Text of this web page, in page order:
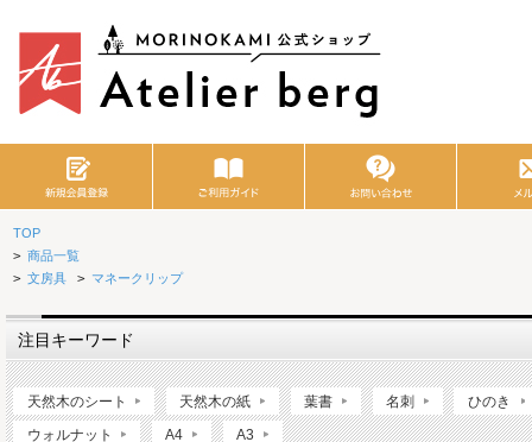
TOP
> 商品一覧
> 文房具 > マネークリップ
注目キーワード
天然木のシート 天然木の紙 葉書 名刺 ひのき
ウォルナット A4 A3